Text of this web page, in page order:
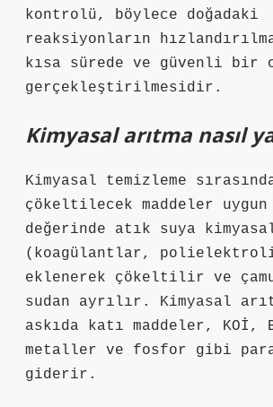
kontrolü, böylece doğadaki
reaksiyonların
kısa sürede ve güvenli bir
gerçekleştirilmesidir.
Kimyasal arıtma nasıl
Kimyasal temizleme
çökeltilecek maddeler uygun
değerinde atık suya
(koagülantlar,
eklenerek çökeltilir ve
sudan ayrılır. Kimyasal
askıda katı maddeler, KOİ,
metaller ve fosfor gibi
giderir.